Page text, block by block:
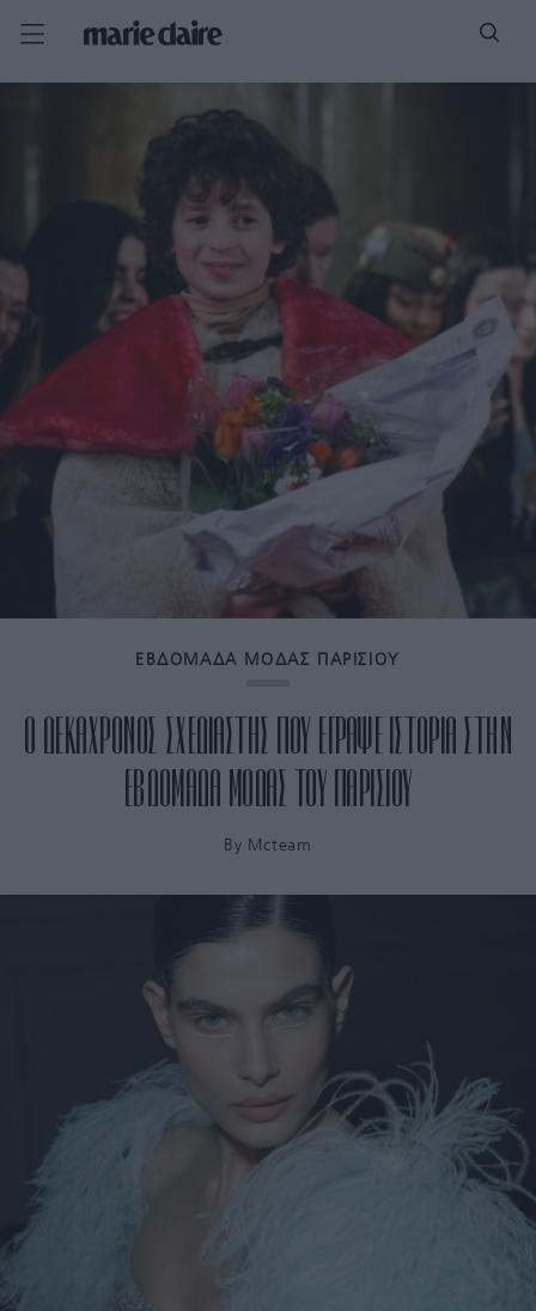
ΕΒΔΟΜΑΔΑ ΜΟΔΑΣ ΠΑΡΙΣΙΟΥ
Ο ΔΕΚΑΧΡΟΝΟΣ ΣΧΕΔΙΑΣΤΗΣ ΠΟΥ ΕΓΡΑΨΕ ΙΣΤΟΡΙΑ ΣΤΗΝ
ΕΒΔΟΜΑΔΑ ΜΟΔΑΣ ΤΟΥ ΠΑΡΙΣΙΟΥ
By Mcteam